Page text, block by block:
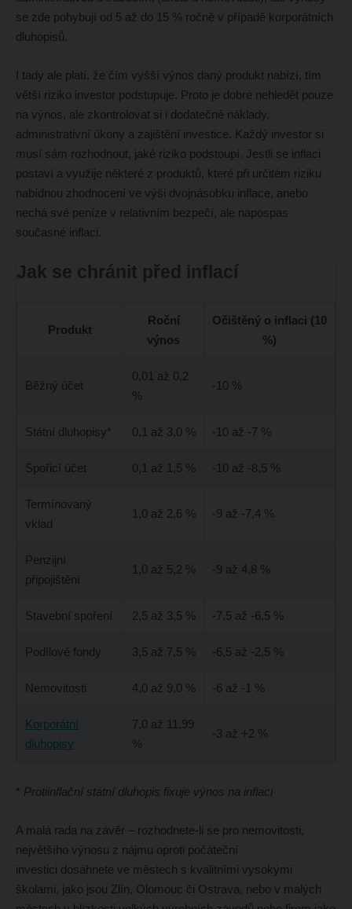
se zde pohybují od 5 až do 15 % ročně v případě korporátních
dluhopisů.
I tady ale platí, že čím vyšší výnos daný produkt nabízí, tím
větší riziko investor podstupuje. Proto je dobré nehledět pouze
na výnos, ale zkontrolovat si i dodatečné náklady,
administrativní úkony a zajištění investice. Každý investor si
musí sám rozhodnout, jaké riziko podstoupí. Jestli se inflaci
postaví a využije některé z produktů, které při určitém riziku
nabídnou zhodnocení ve výši dvojnásobku inflace, anebo
nechá své peníze v relativním bezpečí, ale napospas
současné inflaci.
Jak se chránit před inflací
Produkt
Roční
výnos
Očištěný o inflaci (10
%)
Běžný účet
0,01 až 0,2
%
-10 %
Státní dluhopisy* 0,1 až 3,0 % -10 až -7 %
Spořicí účet 0,1 až 1,5 % -10 až -8,5 %
Termínovaný
vklad
1,0 až 2,6 % -9 až -7,4 %
Penzijní
připojištění
1,0 až 5,2 % -9 až 4,8 %
Stavební spoření 2,5 až 3,5 % -7,5 až -6,5 %
Podílové fondy 3,5 až 7,5 % -6,5 až -2,5 %
Nemovitosti 4,0 až 9,0 % -6 až -1 %
Korporátní
dluhopisy
7,0 až 11,99
%
-3 až +2 %
* Protiinflační státní dluhopis fixuje výnos na inflaci
A malá rada na závěr – rozhodnete-li se pro nemovitosti,
největšího výnosu z nájmu oproti počáteční
investici dosáhnete ve městech s kvalitními vysokými
školami, jako jsou Zlín, Olomouc či Ostrava, nebo v malých